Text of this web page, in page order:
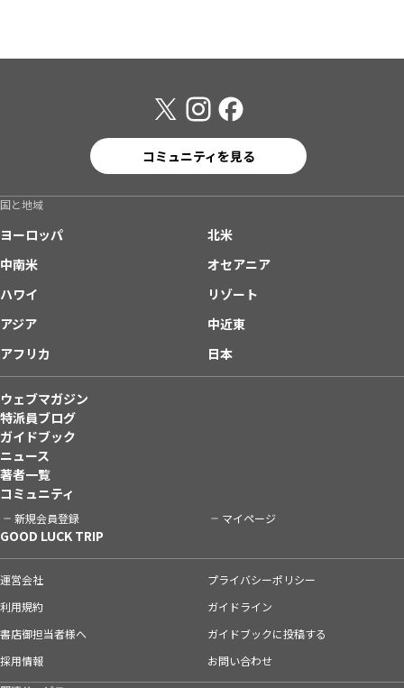
コミュニティを見る
国と地域
ヨーロッパ
北米
中南米
オセアニア
ハワイ
リゾート
アジア
中近東
アフリカ
日本
ウェブマガジン
特派員ブログ
ガイドブック
ニュース
著者一覧
コミュニティ
新規会員登録 マイページ
GOOD LUCK TRIP
運営会社
プライバシーポリシー
利用規約
ガイドライン
書店御担当者様へ
ガイドブックに投稿する
採用情報
お問い合わせ